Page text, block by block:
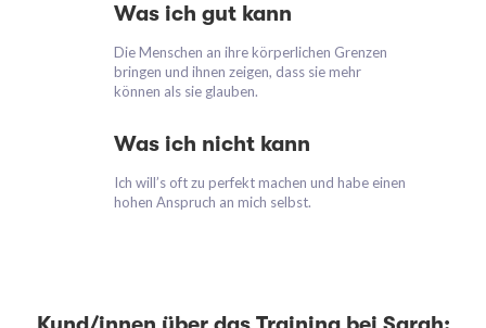
Was ich gut kann
Die Menschen an ihre körperlichen Grenzen
bringen und ihnen zeigen, dass sie mehr
können als sie glauben.
Was ich nicht kann
Ich will’s oft zu perfekt machen und habe einen
hohen Anspruch an mich selbst.